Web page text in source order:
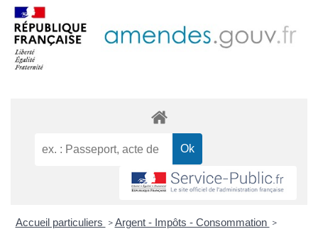
Accueil particuliers > Argent - Impôts - Consommation >